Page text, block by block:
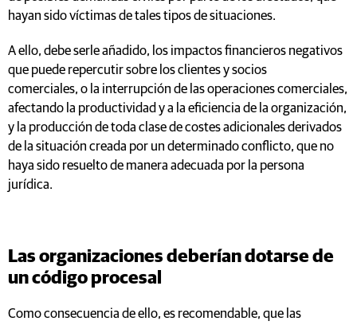
hayan sido víctimas de tales tipos de situaciones.
A ello, debe serle añadido, los impactos financieros negativos
que puede repercutir sobre los clientes y socios
comerciales, o la interrupción de las operaciones comerciales,
afectando la productividad y a la eficiencia de la organización,
y la producción de toda clase de costes adicionales derivados
de la situación creada por un determinado conflicto, que no
haya sido resuelto de manera adecuada por la persona
jurídica.
Las organizaciones deberían dotarse de
un código procesal
Como consecuencia de ello, es recomendable, que las